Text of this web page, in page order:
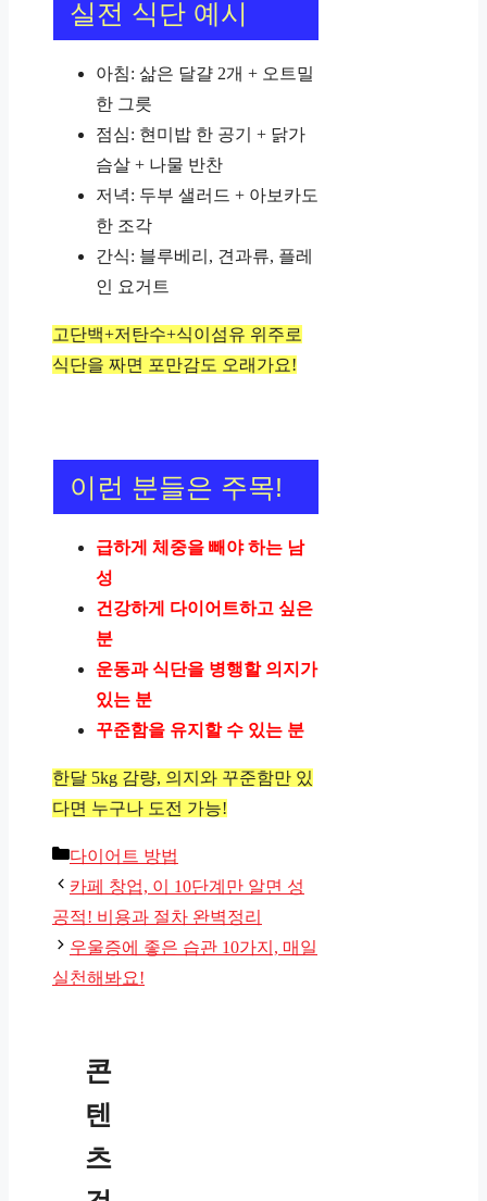
실전 식단 예시
아침: 삶은 달걀 2개 + 오트밀
한 그릇
점심: 현미밥 한 공기 + 닭가
슴살 + 나물 반찬
저녁: 두부 샐러드 + 아보카도
한 조각
간식: 블루베리, 견과류, 플레
인 요거트
고단백+저탄수+식이섬유 위주로
식단을 짜면 포만감도 오래가요!
이런 분들은 주목!
급하게 체중을 빼야 하는 남
성
건강하게 다이어트하고 싶은
분
운동과 식단을 병행할 의지가
있는 분
꾸준함을 유지할 수 있는 분
한달 5kg 감량, 의지와 꾸준함만 있
다면 누구나 도전 가능!
카
테
고
리
다이어트 방법
카페 창업, 이 10단계만 알면 성
공적! 비용과 절차 완벽정리
우울증에 좋은 습관 10가지, 매일
실천해봐요!
콘
텐
츠